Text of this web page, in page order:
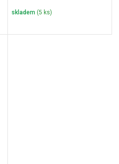
MATTSCHWARZ
skladem (5 ks)